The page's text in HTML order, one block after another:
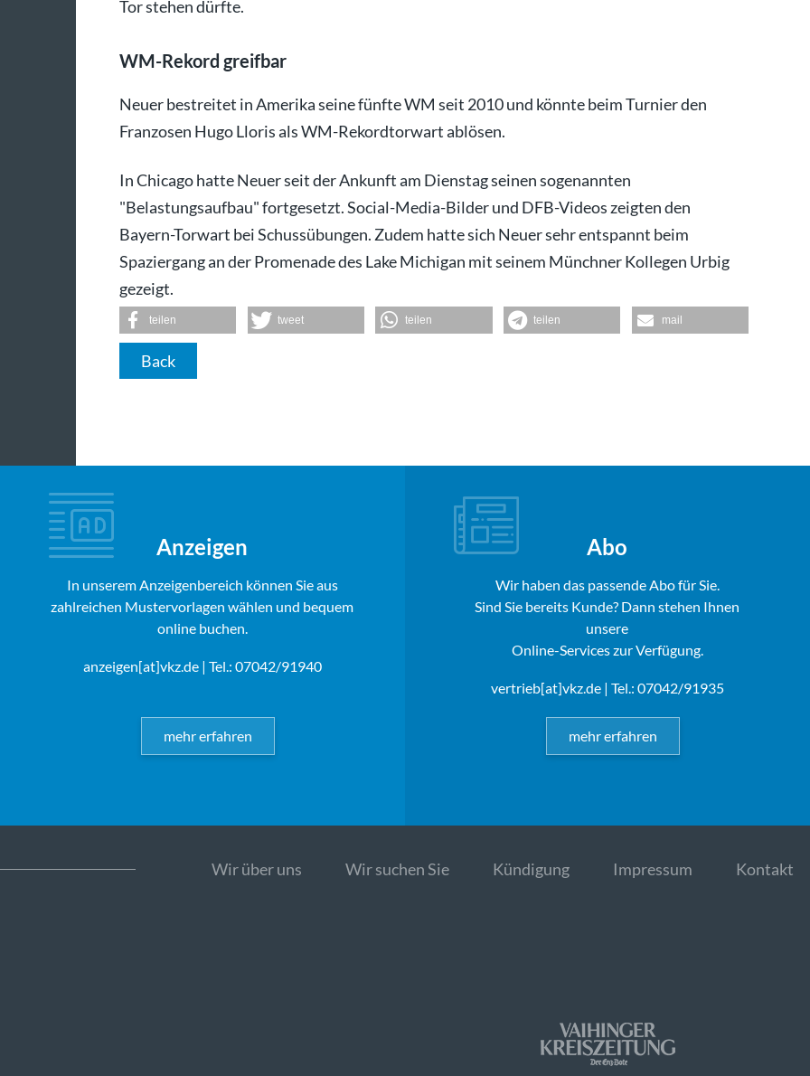
Tor stehen dürfte.
WM-Rekord greifbar
Neuer bestreitet in Amerika seine fünfte WM seit 2010 und könnte beim Turnier den
Franzosen Hugo Lloris als WM-Rekordtorwart ablösen.
In Chicago hatte Neuer seit der Ankunft am Dienstag seinen sogenannten
"Belastungsaufbau" fortgesetzt. Social-Media-Bilder und DFB-Videos zeigten den
Bayern-Torwart bei Schussübungen. Zudem hatte sich Neuer sehr entspannt beim
Spaziergang an der Promenade des Lake Michigan mit seinem Münchner Kollegen Urbig
gezeigt.
teilen tweet teilen teilen mail
Back
Anzeigen
In unserem Anzeigenbereich können Sie aus
zahlreichen Mustervorlagen wählen und bequem
online buchen.
anzeigen[at]vkz.de| Tel.: 07042/91940
mehr erfahren
Abo
Wir haben das passende Abo für Sie.
Sind Sie bereits Kunde? Dann stehen Ihnen
unsere
Online-Services zur Verfügung.
vertrieb[at]vkz.de| Tel.: 07042/91935
mehr erfahren
Wir über uns Wir suchen Sie Kündigung Impressum Kontakt